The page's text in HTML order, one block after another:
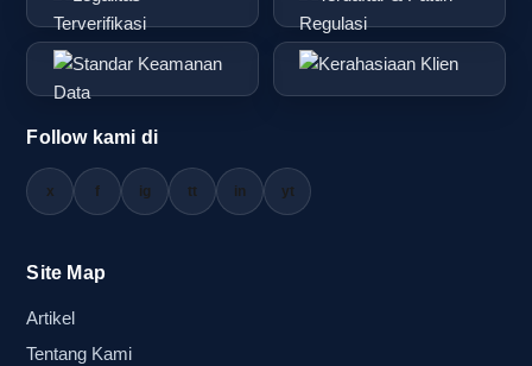
Follow kami di
x f ig tt in yt
Site Map
Artikel
Tentang Kami